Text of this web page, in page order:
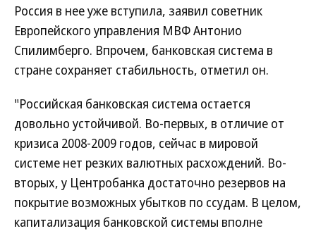
Россия в нее уже вступила, заявил советник
Европейского управления МВФ Антонио
Спилимберго. Впрочем, банковская система в
стране сохраняет стабильность, отметил он.
"Российская банковская система остается
довольно устойчивой. Во-первых, в отличие от
кризиса 2008-2009 годов, сейчас в мировой
системе нет резких валютных расхождений. Во-
вторых, у Центробанка достаточно резервов на
покрытие возможных убытков по ссудам. В целом,
капитализация банковской системы вполне